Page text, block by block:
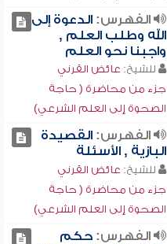
الفهرس:الدعوة إلى
الله وطلب العلم ,
واجبنا نحو العلم
للشيخ: عائض القرني
جزء من محاضرة ( حاجة
الصحوة إلى العلم الشرعي)
الفهرس:القصيدة
البازية , الأسئلة
للشيخ: عائض القرني
جزء من محاضرة ( حاجة
الصحوة إلى العلم الشرعي)
الفهرس:حكم